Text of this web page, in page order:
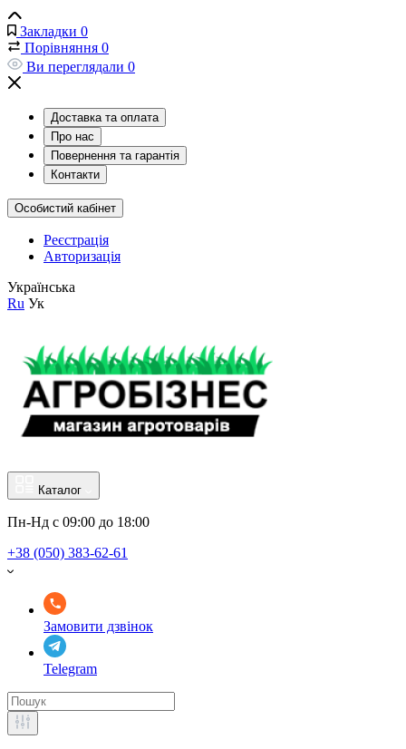
Закладки 0
Порівняння 0
Ви переглядали 0
Доставка та оплата
Про нас
Повернення та гарантія
Контакти
Особистий кабінет
Реєстрація
Авторизація
Українська
Ru Ук
Каталог
Пн-Нд с 09:00 до 18:00
+38 (050) 383-62-61
Замовити дзвінок
Telegram